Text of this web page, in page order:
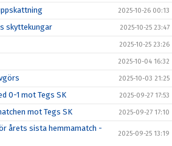
2025-10-26 00:13
skyttekungar 2025-10-25 23:47
2025-10-25 23:26
2025-10-04 16:32
2025-10-03 21:25
0-1 mot Tegs SK 2025-09-27 17:53
mot Tegs SK 2025-09-27 17:10
årets sista hemmamatch -
2025-09-25 13:19